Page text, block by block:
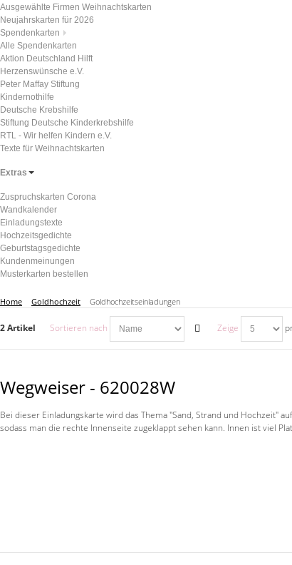
Ausgewählte Firmen Weihnachtskarten
Neujahrskarten für 2026
Spendenkarten
Alle Spendenkarten
Aktion Deutschland Hilft
Herzenswünsche e.V.
Peter Maffay Stiftung
Kindernothilfe
Deutsche Krebshilfe
Stiftung Deutsche Kinderkrebshilfe
RTL - Wir helfen Kindern e.V.
Texte für Weihnachtskarten
Extras
Zuspruchskarten Corona
Wandkalender
Einladungstexte
Hochzeitsgedichte
Geburtstagsgedichte
Kundenmeinungen
Musterkarten bestellen
Home Goldhochzeit Goldhochzeitseinladungen
2 Artikel Sortieren nach Zeige
Wegweiser - 620028W
Bei dieser Einladungskarte wird das Thema "Sand, Strand und Hochzeit"
sodass man die rechte Innenseite zugeklappt sehen kann. Innen ist viel